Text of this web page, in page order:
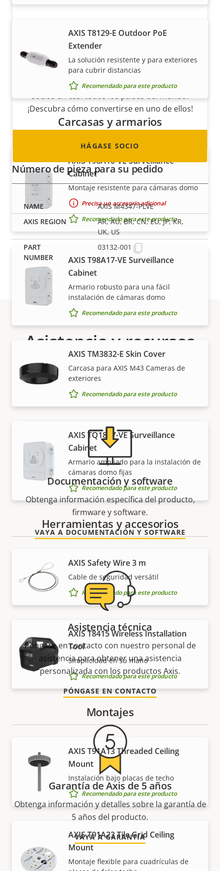
AXIS T8129-E Outdoor PoE
Extender
La solución resistente y para exteriores
para cubrir distancias
Recomendado para este producto
Carcasas y armarios
AXIS T98A16-VE Surveillance
Cabinet
Montaje resistente para cámaras domo
Precisa un accesorio adicional
Recomendado para este producto
AXIS T98A17-VE Surveillance
Cabinet
Armario robusto para una fácil
instalación de cámaras domo
Recomendado para este producto
AXIS TM3832-E Skin Cover
Carcasa para AXIS M43 Cameras de
exteriores
Recomendado para este producto
AXIS TQ1817-VE Surveillance
Cabinet
Armario ampliado para la instalación de
cámaras domo fijas
Recomendado para este producto
Herramientas y accesorios
AXIS Safety Wire 3 m
Cable de seguridad versátil
Recomendado para este producto
AXIS T8415 Wireless Installation
Tool
Simplicidad en su mano
Recomendado para este producto
Montajes
AXIS T91A13 Threaded Ceiling
Mount
Instalación bajo placas de techo
Recomendado para este producto
AXIS T91A23 Tile Grid Ceiling
Mount
Montaje flexible para cuadrículas de
Hágase socio
¿Es usted un revendedor, distribuidor,
integrador de sistemas o instalador? Tenemos
socios en casi todos los países del mundo.
¡Descubra cómo convertirse en uno de ellos!
HÁGASE SOCIO
Número de pieza para su pedido
AXIS M4347-PLVE
AR, AU, BR, CN, EU, JP, KR,
UK, US
03132-001
Asistencia y recursos
¿Necesita información sobre cualquier producto
Axis, software o ayuda de uno de nuestros expertos?
Documentación y software
Obtenga información específica del producto,
firmware y software.
VAYA A DOCUMENTACIÓN Y SOFTWARE
Asistencia técnica
Póngase en contacto con nuestro personal de
asistencia para obtener una asistencia
personalizada con los productos Axis.
PÓNGASE EN CONTACTO
Garantía de Axis de 5 años
Obtenga información y detalles sobre la garantía de
5 años del producto.
VAYA A GARANTÍA